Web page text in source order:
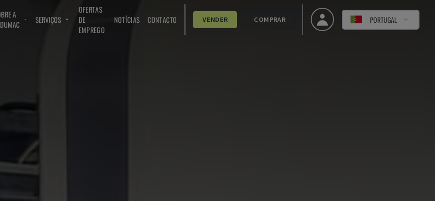
A
SERVIÇOS
OFERTAS
DE
EMPREGO
NOTÍCIAS CONTACTO VENDER COMPRAR PORTUGAL